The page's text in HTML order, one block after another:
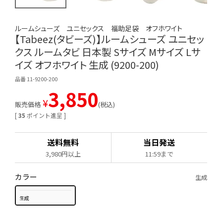
ルームシューズ ユニセックス 福助足袋 オフホワイト
【Tabeez(タビーズ)】ルームシューズ ユニセッ
クス ルームタビ 日本製 Sサイズ Mサイズ Lサ
イズ オフホワイト 生成 (9200-200)
品番 11-9200-200
[ 35 ポイント進呈 ]
販売価格 ¥3,850 税込
送料無料
3,980円以上
当日発送
11:59まで
カラー 生成
生成